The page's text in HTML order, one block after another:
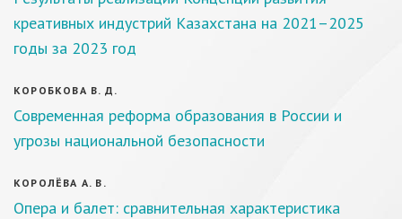
креативных индустрий Казахстана на 2021–2025
годы за 2023 год
КОРОБКОВА В. Д.
Современная реформа образования в России и
угрозы национальной безопасности
КОРОЛЁВА А. В.
Опера и балет: сравнительная характеристика